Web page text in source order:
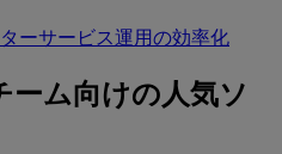
ーサービス運用の効率化
ーム向けの人気ソ